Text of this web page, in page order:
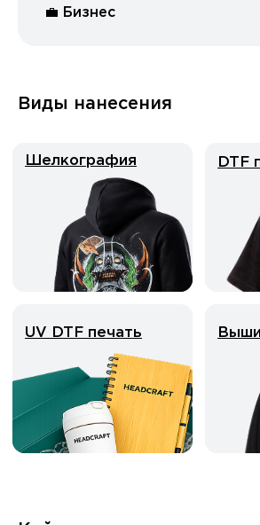
💼 Бизнес
Виды нанесения